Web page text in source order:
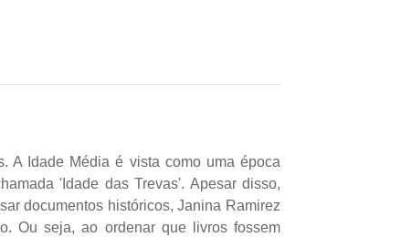
A Idade Média é vista como uma época
'Idade das Trevas'. Apesar disso,
documentos históricos, Janina Ramirez
Ou seja, ao ordenar que livros fossem